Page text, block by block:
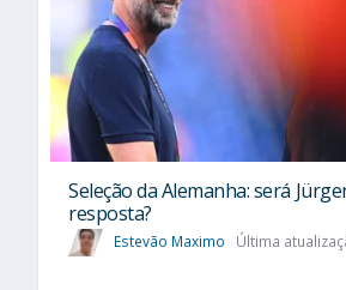
Seleção da Alemanha: será
resposta?
Estevão Maximo Última